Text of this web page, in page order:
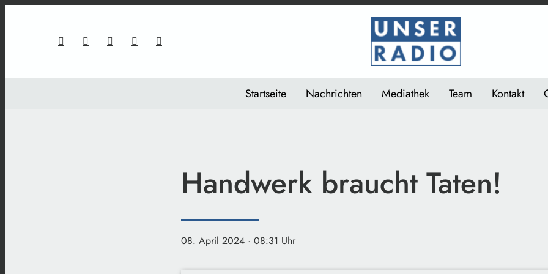
Startseite Nachrichten Mediathek Team Kontakt
Handwerk braucht Taten!
08. April 2024 · 08:31 Uhr